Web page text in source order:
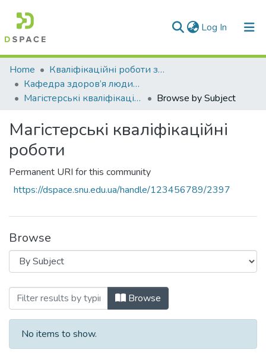
Log In (current)
Communities & Collections
All of DSpace
Home
Кваліфікаційні роботи здобувачів вищої освіти
Кафедра здоров’я людини та фізичного виховання (ЗЛФВ)
Магістерські кваліфікаційні роботи
Browse by Subject
Магістерські кваліфікаційні
роботи
Permanent URI for this community
https://dspace.snu.edu.ua/handle/123456789/2397
Browse
Browsing Магістерські
Browse
No items to show.